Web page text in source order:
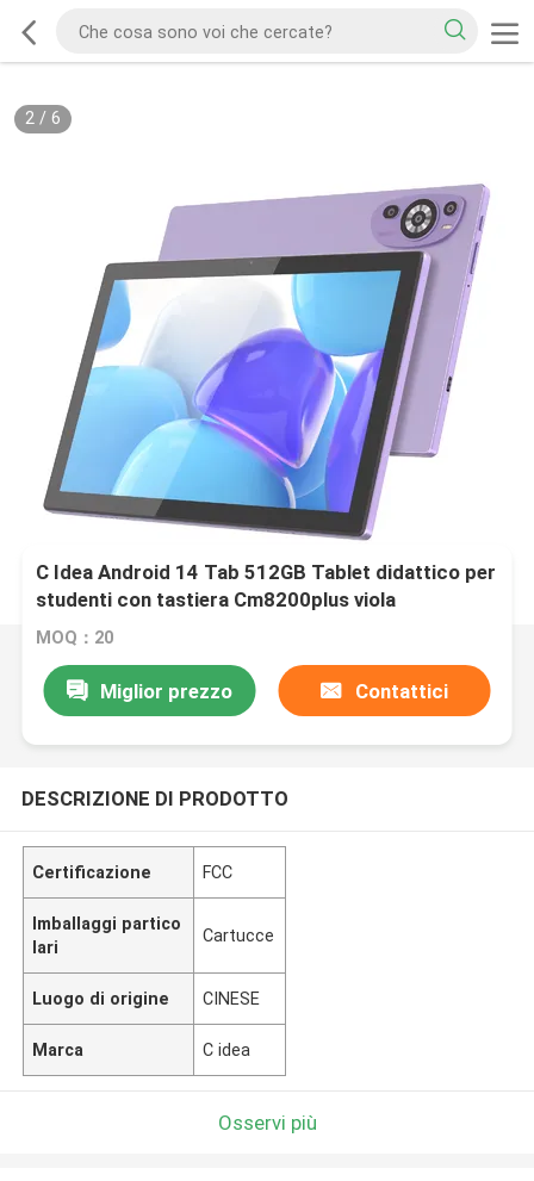
3/ 6
C Idea Android 14 Tab 512GB Tablet didattico per
studenti con tastiera Cm8200plus viola
MOQ：20
Miglior prezzo Contattici
DESCRIZIONE DI PRODOTTO
Certificazione FCC
Imballaggi partico
lari
Cartucce
Luogo di origine CINESE
Marca C idea
Osservi più